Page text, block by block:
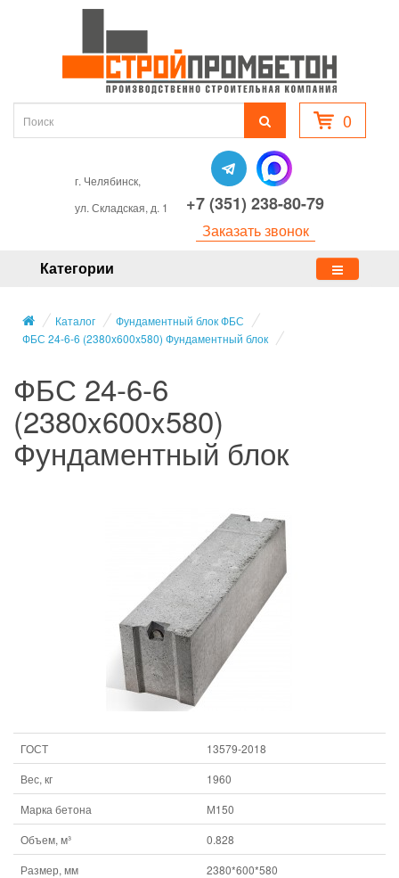
0
г. Челябинск,
ул. Складская, д. 1
+7 (351) 238-80-79
Заказать звонок
Категории
Каталог
Фундаментный блок ФБС
ФБС 24-6-6 (2380x600x580) Фундаментный блок
ФБС 24-6-6
(2380x600x580)
Фундаментный блок
ГОСТ
13579-2018
Вес, кг
1960
Марка бетона
М150
Объем, м³
0.828
Размер, мм
2380*600*580